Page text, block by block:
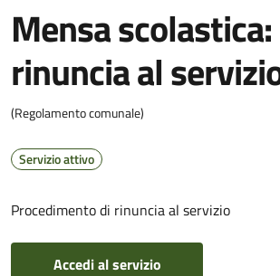
Mensa scolastica:
rinuncia al
(Regolamento comunale)
Servizio attivo
Procedimento di rinuncia al servizio
Accedi al servizio